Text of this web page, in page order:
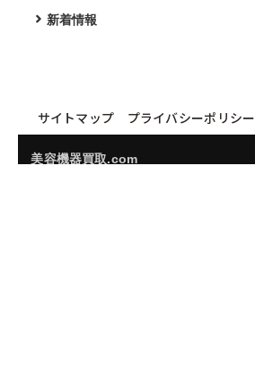
新着情報
サイトマップ プライバシーポリシー
美容機器買取.com